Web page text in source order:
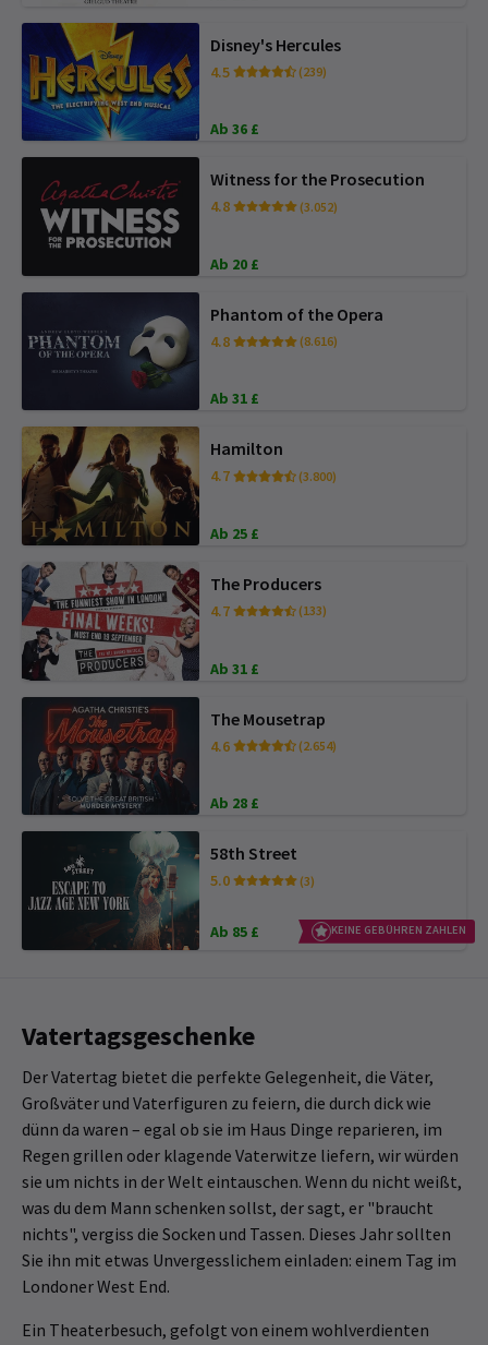
Disney's Hercules
4.5 (239)
Ab 36 £
Witness for the Prosecution
4.8 (3.052)
Ab 20 £
Phantom of the Opera
4.8 (8.616)
Ab 31 £
Hamilton
4.7 (3.800)
Ab 25 £
The Producers
4.7 (133)
Ab 31 £
The Mousetrap
4.6 (2.654)
Ab 28 £
58th Street
5.0 (3)
Ab 85 £ KEINE GEBÜHREN ZAHLEN
Vatertagsgeschenke
Der Vatertag bietet die perfekte Gelegenheit, die Väter,
Großväter und Vaterfiguren zu feiern, die durch dick wie
dünn da waren – egal ob sie im Haus Dinge reparieren, im
Regen grillen oder klagende Vaterwitze liefern, wir würden
sie um nichts in der Welt eintauschen. Wenn du nicht weißt,
was du dem Mann schenken sollst, der sagt, er "braucht
nichts", vergiss die Socken und Tassen. Dieses Jahr sollten
Sie ihn mit etwas Unvergesslichem einladen: einem Tag im
Londoner West End.
Ein Theaterbesuch, gefolgt von einem wohlverdienten